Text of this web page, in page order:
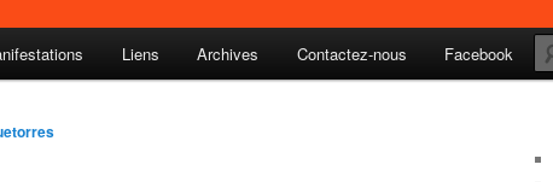
Liens Archives Contactez-nous Facebook